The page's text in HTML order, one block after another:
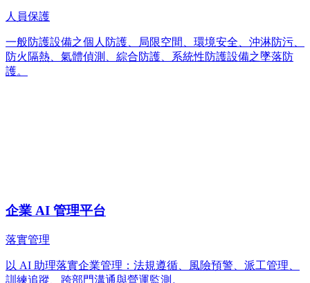
人員保護
一般防護設備之個人防護、局限空間、環境安全、沖淋防污、
防火隔熱、氣體偵測、綜合防護、系統性防護設備之墜落防
護。
企業 AI 管理平台
落實管理
以 AI 助理落實企業管理：法規遵循、風險預警、派工管理、
訓練追蹤、跨部門溝通與營運監測。